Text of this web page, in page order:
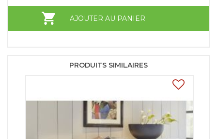
AJOUTER AU PANIER
PRODUITS SIMILAIRES